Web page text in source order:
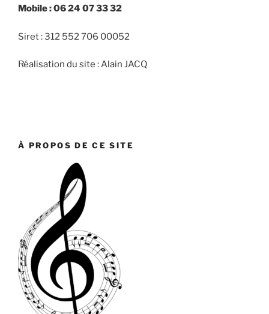
Mobile : 06 24 07 33 32
Siret : 312 552 706 00052
Réalisation du site : Alain JACQ
À PROPOS DE CE SITE